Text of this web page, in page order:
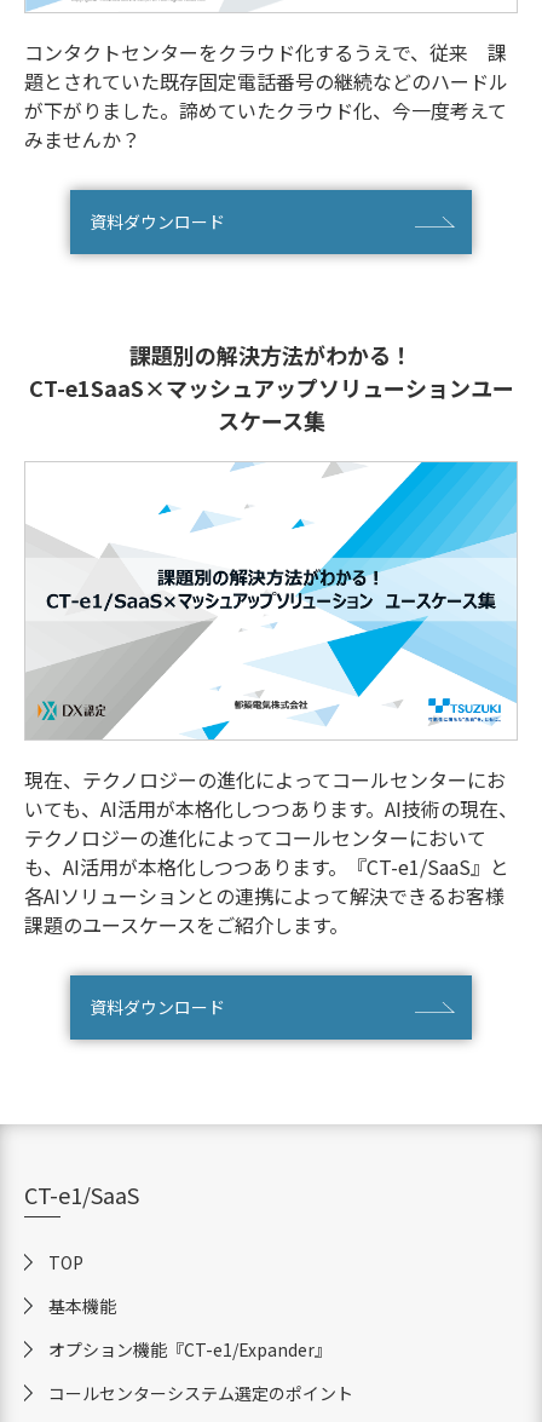
コンタクトセンターをクラウド化するうえで、従来 課
題とされていた既存固定電話番号の継続などのハードル
が下がりました。諦めていたクラウド化、今一度考えて
みませんか？
資料ダウンロード
課題別の解決方法がわかる！
CT-e1SaaS×マッシュアップソリューションユー
スケース集
現在、テクノロジーの進化によってコールセンターにお
いても、AI活用が本格化しつつあります。AI技術の現在、
テクノロジーの進化によってコールセンターにおいて
も、AI活用が本格化しつつあります。『CT-e1/SaaS』と
各AIソリューションとの連携によって解決できるお客様
課題のユースケースをご紹介します。
資料ダウンロード
CT-e1/SaaS
TOP
基本機能
オプション機能 『CT-e1/Expander』
コールセンターシステム選定のポイント